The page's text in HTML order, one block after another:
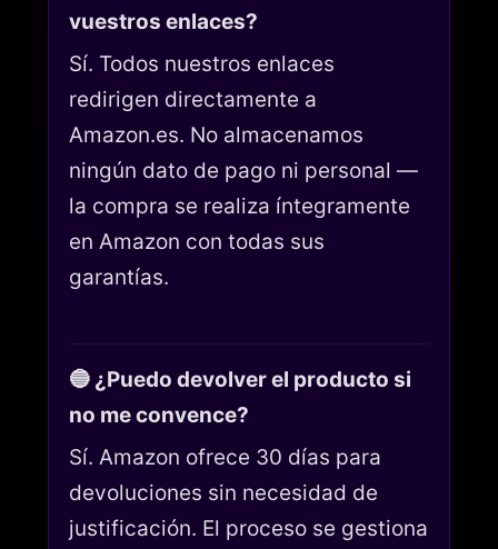
vuestros enlaces?
Sí. Todos nuestros enlaces
redirigen directamente a
Amazon.es. No almacenamos
ningún dato de pago ni personal —
la compra se realiza íntegramente
en Amazon con todas sus
garantías.
🔵 ¿Puedo devolver el producto si
no me convence?
Sí. Amazon ofrece 30 días para
devoluciones sin necesidad de
justificación. El proceso se gestiona